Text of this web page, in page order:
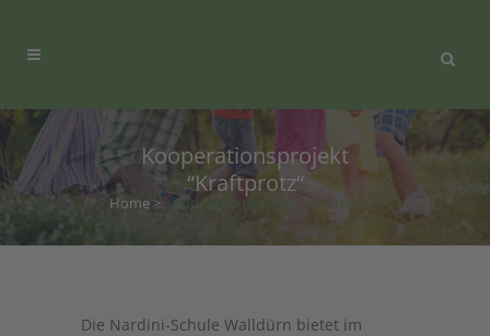
Kooperationsprojekt
“Kraftprotz“
Home>Kooperationsprojekt “Kraftprotz“
Die Nardini-Schule Walldürn bietet im